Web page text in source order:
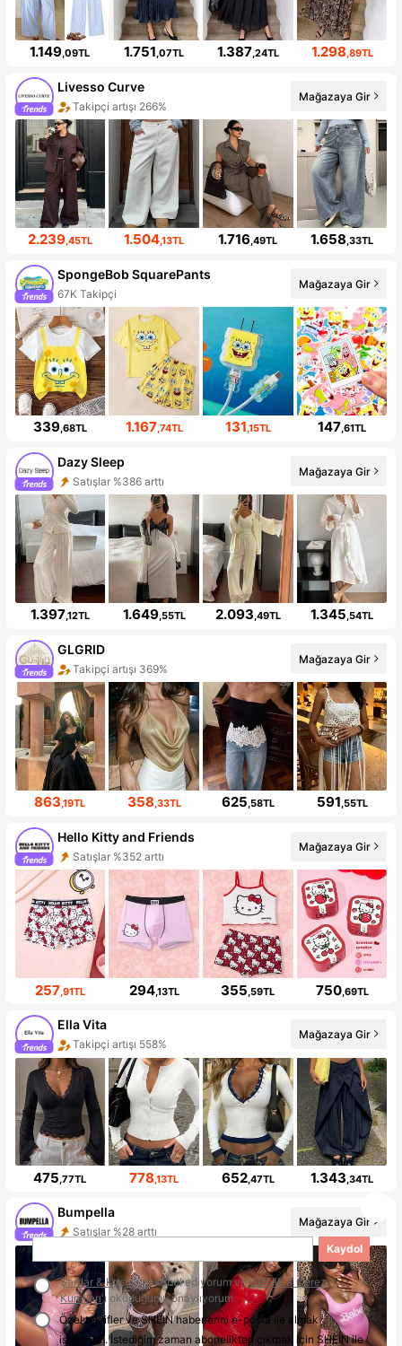
1.149,09TL 1.751,07TL 1.387,24TL 1.298,89TL
Livesso Curve
Takipçi artışı 266%
Mağazaya Gir
2.239,45TL 1.504,13TL 1.716,49TL 1.658,33TL
SpongeBob SquarePants
67K Takipçi
Mağazaya Gir
339,68TL 1.167,74TL 131,15TL 147,61TL
Dazy Sleep
Satışlar %386 arttı
Mağazaya Gir
1.397,12TL 1.649,55TL 2.093,49TL 1.345,54TL
GLGRID
Takipçi artışı 369%
Mağazaya Gir
863,19TL 358,33TL 625,58TL 591,55TL
Hello Kitty and Friends
Satışlar %352 arttı
Mağazaya Gir
257,91TL 294,13TL 355 ,59TL 750,69TL
Ella Vita
Takipçi artışı 558%
Mağazaya Gir
475 ,77TL 778 ,13TL 652,47TL 1.343 ,34TL
Bumpella
Satışlar %28 arttı
Mağazaya Gir
Kaydol
Şartlar & Koşullar'ı kabul ediyorum veGizlilik & Çerez
Kuralları'ı okuduğumu onaylıyorum.
Özel teklifler ve SHEIN haberlerini e-posta ile almak
istiyorum. İstediğim zaman abonelikten çıkmak için SHEIN ile